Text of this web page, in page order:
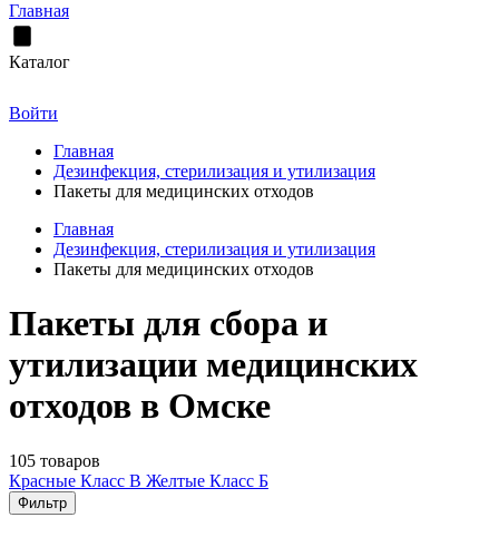
Главная
Каталог
Войти
Главная
Дезинфекция, стерилизация и утилизация
Пакеты для медицинских отходов
Главная
Дезинфекция, стерилизация и утилизация
Пакеты для медицинских отходов
Пакеты для сбора и
утилизации медицинских
отходов в Омске
105 товаров
Красные Класс В Желтые Класс Б
Фильтр